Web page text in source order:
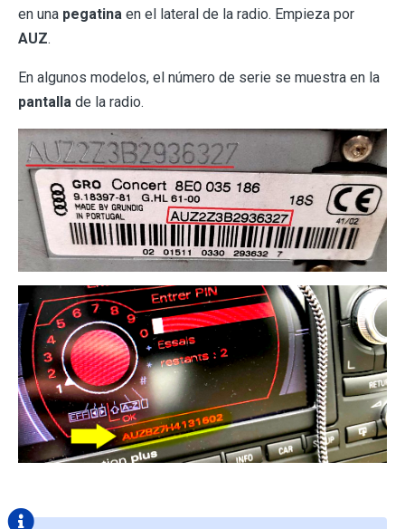
en una pegatina en el lateral de la radio. Empieza por
AUZ.
En algunos modelos, el número de serie se muestra en la
pantalla de la radio.